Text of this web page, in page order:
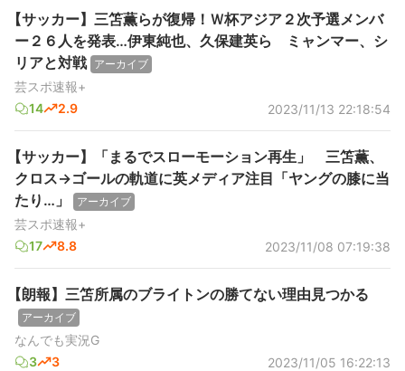
【サッカー】三笘薫らが復帰！Ｗ杯アジア２次予選メンバ
ー２６人を発表…伊東純也、久保建英ら ミャンマー、シ
リアと対戦 アーカイブ
芸スポ速報+
14
2.9 2023/11/13 22:18:54
【サッカー】「まるでスローモーション再生」 三笘薫、
クロス→ゴールの軌道に英メディア注目「ヤングの膝に当
たり…」
アーカイブ
芸スポ速報+
17
8.8 2023/11/08 07:19:38
【朗報】三笘所属のブライトンの勝てない理由見つかる
アーカイブ
なんでも実況G
3
3 2023/11/05 16:22:13